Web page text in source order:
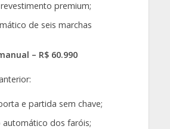
premium;
de seis marchas
– R$ 60.990
e partida sem chave;
automático dos faróis;